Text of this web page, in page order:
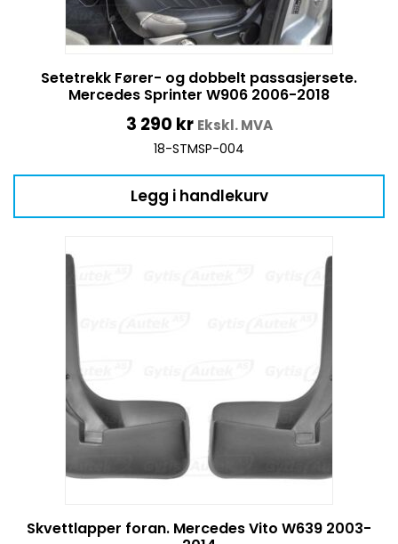
Setetrekk Fører- og dobbelt passasjersete.
Mercedes Sprinter W906 2006-2018
3 290 kr Ekskl. MVA
18-STMSP-004
Legg i handlekurv
Skvettlapper foran. Mercedes Vito W639 2003-